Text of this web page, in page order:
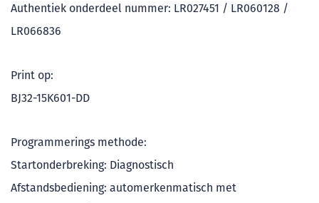
Authentiek onderdeel nummer: LR027451 / LR060128 /
LR066836
Print op:
BJ32-15K601-DD
Programmerings methode:
Startonderbreking: Diagnostisch
Afstandsbediening: automerkenmatisch met